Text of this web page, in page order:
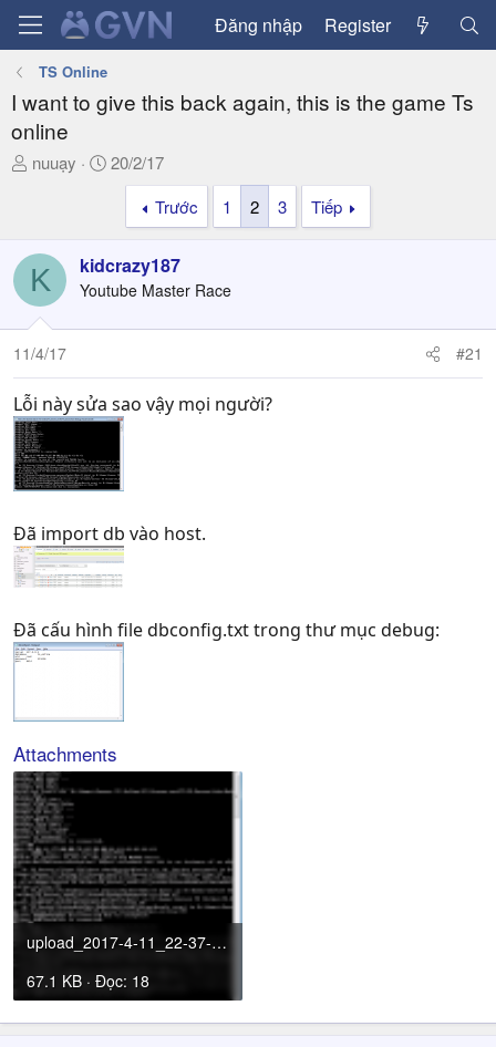
Đăng nhập Register
TS Online
I want to give this back again, this is the game Ts
online
T
a
d
s
t
a
t
e
r
nuuạy
N
ử
i
20/2/17
Trước
1 2 3 Tiếp
K kidcrazy187
Youtube Master Race
11/4/17 #21
Lỗi này sửa sao vậy mọi người?
Đã import db vào host.
Đã cấu hình file dbconfig.txt trong thư mục debug:
Attachments
upload_2017-4-11_22-37-17.png
67.1 KB · Đọc: 18